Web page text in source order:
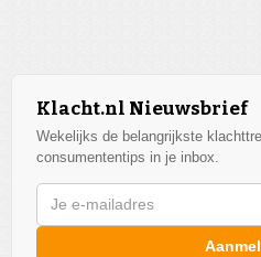
Klacht.nl Nieuwsbrief
Wekelijks de belangrijkste
consumententips in je inbox.